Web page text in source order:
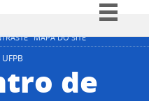
MAPA DO SITE
Simplifique!
Participede